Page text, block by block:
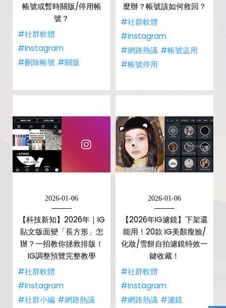
帳號或暫時關版/停用帳
號？
#社群軟體
#Instagram
#刪除帳號 #關版
麼辦？帳號該如何救回？
#社群軟體
#Instagram
#網路熱議 #帳號盜用
#帳號停用
2026-01-06
【科技新知】2026年｜IG
貼文版面變「長方形」怎
辦？一招教你拯救排版！
IG調整預覽完整教學
#社群軟體
#Instagram
#社群小編 #網路熱議
2026-01-06
【2026年IG濾鏡】下架還
能用！20款 IG美顏瘦臉/
化妝/雪餅自拍濾鏡特效一
鍵收藏！
#社群軟體
#Instagram
#網路熱議 #濾鏡